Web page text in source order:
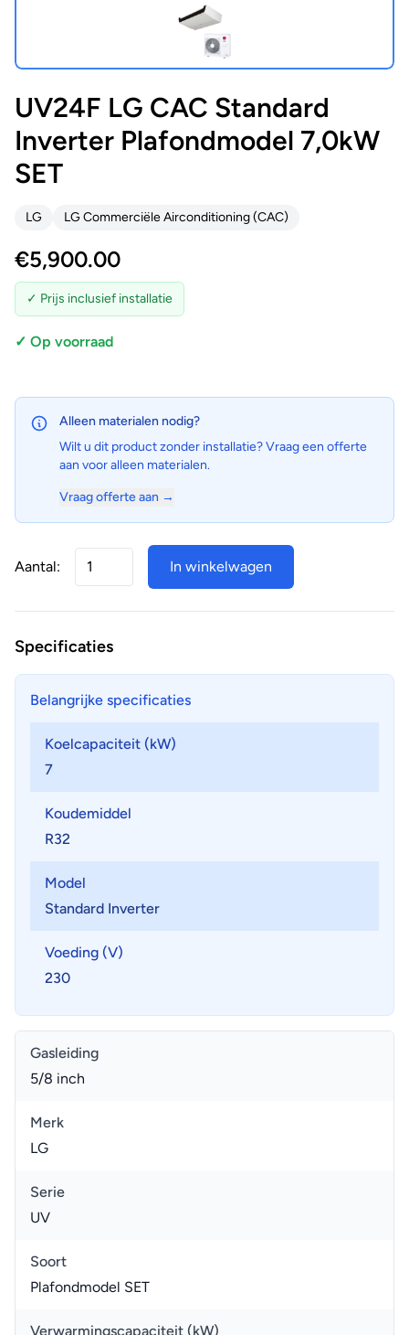
UV24F LG CAC Standard
Inverter Plafondmodel 7,0kW
SET
LG LG Commerciële Airconditioning (CAC)
€5,900.00
✓ Prijs inclusief installatie
✓ Op voorraad
Alleen materialen nodig?
Wilt u dit product zonder installatie? Vraag een offerte
aan voor alleen materialen.
Vraag offerte aan →
Aantal: In winkelwagen
Specificaties
Belangrijke specificaties
Koelcapaciteit (kW)
7
Koudemiddel
R32
Model
Standard Inverter
Voeding (V)
230
Gasleiding
5/8 inch
Merk
LG
Serie
UV
Soort
Plafondmodel SET
Verwarmingscapaciteit (kW)